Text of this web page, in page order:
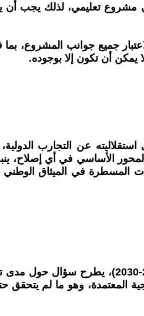
أي مشروع تعليمي، لذلك
جميع جوانب المشروع، بما
يمكن أن تكون إلا بوجوده.
عن التجارب
الأساسي في أي
المسطرة في الميثاق الوطني
مع وجود الرؤية الاستراتيجية
المعتمدة، وهو ما لم